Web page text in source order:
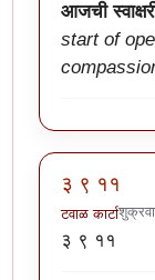
आजची
start of
३ ९ ११
टवाळ कार्टा
३ ९ ११